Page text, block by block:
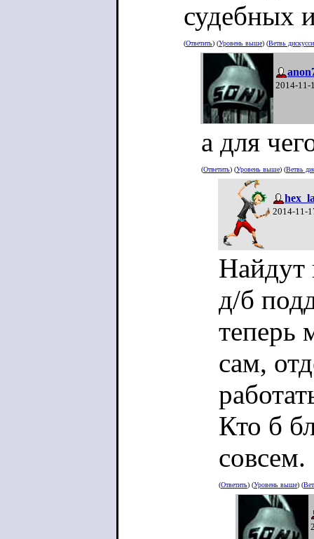
судебных
(Ответить) (Уровень выше) (Ветвь
2014-11-
а для
(Ответить) (Уровень выше) (Ветвь
2014-11-
Найдут
д/б
теперь
сам,
Кто б
совсем.
(Ответить) (Уровень выше) (